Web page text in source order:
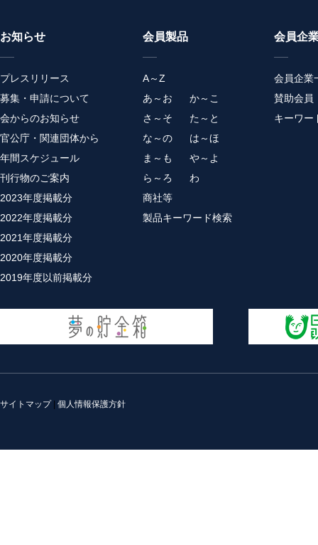
お知らせ
プレスリリース
募集・申請について
会からのお知らせ
官公庁・関連団体から
年間スケジュール
刊行物のご案内
2023年度掲載分
2022年度掲載分
2021年度掲載分
2020年度掲載分
2019年度以前掲載分
会員製品
A～Z
あ～お
か～こ
さ～そ
た～と
な～の
は～ほ
ま～も
や～よ
ら～ろ
わ
商社等
製品キーワード検索
会員企
会員企業
賛助会員
キーワー
サイトマップ| 個人情報保護方針